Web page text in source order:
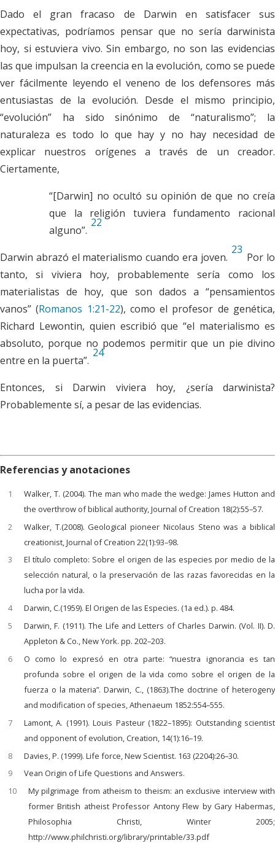
Dado el gran fracaso de Darwin en satisfacer sus
expectativas, podríamos pensar que no sería darwinista
hoy, si estuviera vivo. Sin embargo, no son las evidencias
las que impulsan la creencia en la evolución, como se puede
ver fácilmente leyendo el veneno de los defensores más
entusiastas de la evolución. Desde el mismo principio,
“evolución” ha sido sinónimo de “naturalismo”; la
naturaleza es todo lo que hay y no hay necesidad de
explicar nuestros orígenes a través de un creador.
Ciertamente,
“[Darwin] no ocultó su opinión de que no creía
que la religión tuviera fundamento racional
alguno”.
22
Darwin abrazó el materialismo cuando era joven.
23
Por lo
tanto, si viviera hoy, probablemente sería como los
materialistas de hoy, que son dados a “pensamientos
vanos” (Romanos 1:21-22), como el profesor de genética,
Richard Lewontin, quien escribió que “el materialismo es
absoluto, porque no podemos permitir que un pie divino
entre en la puerta”.
24
Entonces, si Darwin viviera hoy, ¿sería darwinista?
Probablemente sí, a pesar de las evidencias.
Referencias y anotaciones
1
Walker, T. (2004). The man who made the wedge: James Hutton and
the overthrow of biblical authority, Journal of Creation 18(2):55–57.
2
Walker, T.(2008). Geological pioneer Nicolaus Steno was a biblical
creationist, Journal of Creation 22(1):93–98.
3
El título completo: Sobre el origen de las especies por medio de la
selección natural, o la preservación de las razas favorecidas en la
lucha por la vida.
4
Darwin, C.(1959). El Origen de las Especies. (1a ed.). p. 484.
5
Darwin, F. (1911). The Life and Letters of Charles Darwin. (Vol. II). D.
Appleton & Co., New York. pp. 202–203.
6
O como lo expresó en otra parte: “nuestra ignorancia es tan
profunda sobre el origen de la vida como sobre el origen de la
fuerza o la materia”. Darwin, C., (1863).The doctrine of heterogeny
and modification of species, Athenaeum 1852:554–555.
7
Lamont, A. (1991). Louis Pasteur (1822–1895): Outstanding scientist
and opponent of evolution, Creation, 14(1):16–19.
8
Davies, P. (1999). Life force, New Scientist. 163 (2204):26–30.
9
Vean Origin of Life Questions and Answers.
10
My pilgrimage from atheism to theism: an exclusive interview with
former British atheist Professor Antony Flew by Gary Habermas,
Philosophia Christi, Winter 2005;
http://www.philchristi.org/library/printable/33.pdf